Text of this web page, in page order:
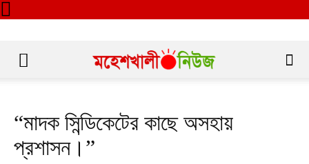
“মাদক সিন্ডিকেটের কাছে অসহায়
প্রশাসন।”